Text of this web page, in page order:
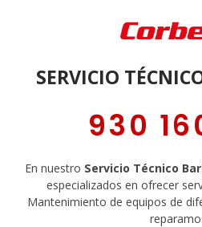
SERVICIO
930
En nuestro Servicio Técnico
especializados en ofrecer
Mantenimiento de equipos de